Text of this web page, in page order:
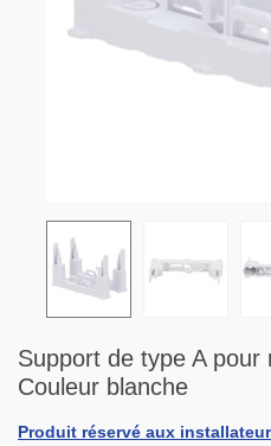
Support de type A pour
Couleur blanche
Produit réservé aux